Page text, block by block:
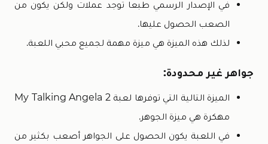
في الإصدار الرسمي طبعا توجد عملات ولكن يكون من
الصعب الحصول عليها.
لذلك هذه الميزة هي ميزة مهمة لجميع محبي اللعبة.
جواهر غير محدودة:
الميزة التالية التي توفرها لعبة My Talking Angela 2
مهكرة هي ميزة الجوهر.
في اللعبة يكون الحصول على الجواهر أصعب بكثير من